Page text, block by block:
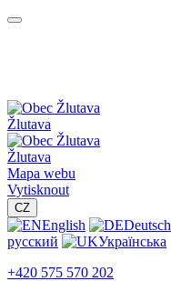
Žlutava
Žlutava
Mapa webu
Vytisknout
CZ
English Deutsch
русский
Українська
+420 575 570 202